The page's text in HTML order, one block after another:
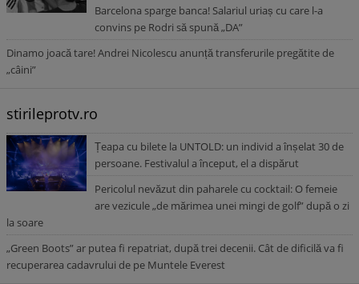
Barcelona sparge banca! Salariul uriaș cu care l-a
convins pe Rodri să spună „DA”
Dinamo joacă tare! Andrei Nicolescu anunță transferurile pregătite de
„câini”
stirileprotv.ro
Țeapa cu bilete la UNTOLD: un individ a înșelat 30 de
persoane. Festivalul a început, el a dispărut
Pericolul nevăzut din paharele cu cocktail: O femeie
are vezicule „de mărimea unei mingi de golf” după o zi
la soare
„Green Boots” ar putea fi repatriat, după trei decenii. Cât de dificilă va fi
recuperarea cadavrului de pe Muntele Everest